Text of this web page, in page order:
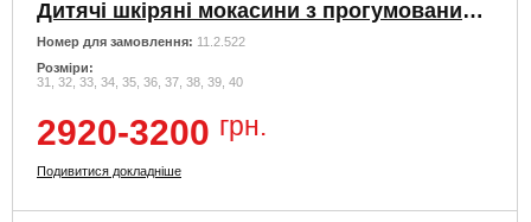
Дитячі шкіряні мокасини з прогумованим носком
Номер для замовлення: 11.2.522
Розміри:
31, 32, 33, 34, 35, 36, 37, 38, 39, 40
2920-3200 грн.
Подивитися докладніше